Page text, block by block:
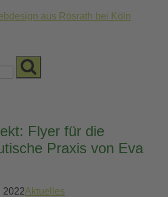
Flyer für die
Praxis von Eva
2022Aktuelles